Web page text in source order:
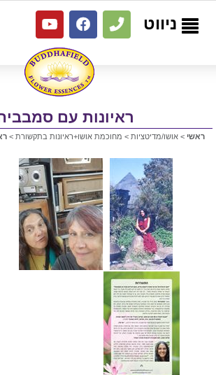
נגישות
אתר
המרכזי
ניווט
ראיונות עם
ראשי > אושו/מדיטציות > מחוכמת אושו+ראיונות בתקשורת >